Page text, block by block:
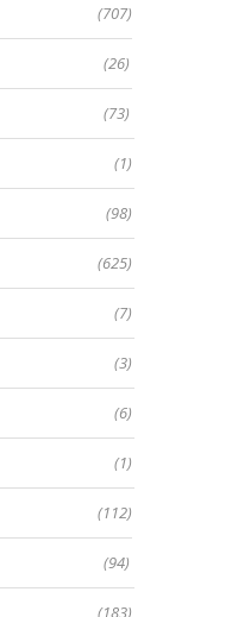
(707)
(26)
(73)
(1)
(98)
(625)
(7)
(3)
(6)
(1)
(112)
(94)
(183)